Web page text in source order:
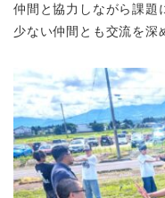
仲間と協力しながら課題
少ない仲間とも交流を深